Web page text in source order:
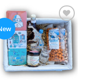
Add to
wishlist